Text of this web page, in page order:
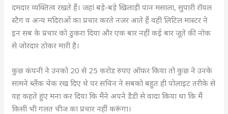
दमदार व्यक्तित्व रखते हैं। जहां बड़े-बड़े खिलाड़ी पान मसाला, सुपारी रॉयल
स्टैग व अन्य मदिराओं का प्रचार करते नजर आते हैं वही लिटिल मास्टर ने
इन सब के प्रचार को ठुकरा दिया और एक बार नहीं कई बार जूते की नोक
से जोरदार ठोकर मारी है।
कुछ कंपनी ने उनको 20 से 25 करोड रुपए ऑफर किया तो कुछ ने उनके
सामने ब्लैंक चेक रख दिए थे पर सचिन ने सबको बहुत ही पोलाइट तरीके से
यह कहते हुए मना कर दिया कि मैंने अपने डैडी से वादा किया था कि मैं
किसी भी गलत चीज का प्रचार नहीं करूंगा।